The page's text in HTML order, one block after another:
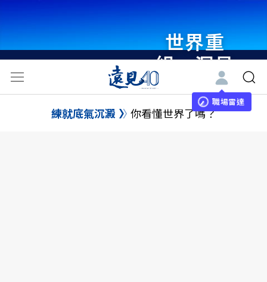
世界重
組・洞見
未來 與
世界領袖
職場雷達
練就底氣沉澱 你看懂世界了嗎？